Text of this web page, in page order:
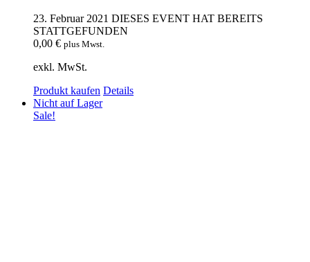
23. Februar 2021 DIESES EVENT HAT BEREITS
STATTGEFUNDEN
0,00 € plus Mwst.
exkl. MwSt.
Produkt kaufen Details
Nicht auf Lager
Sale!